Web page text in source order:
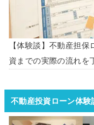
【体験談】不動産担
資までの実際の流れを
不動産投資ローン体験